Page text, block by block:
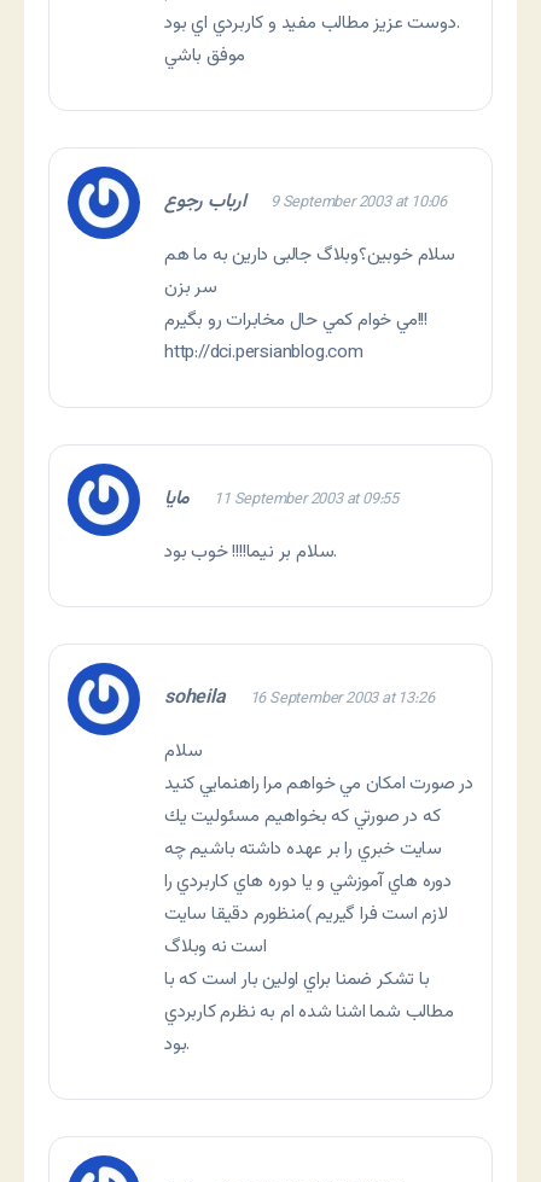
دوست عزيز مطالب مفيد و كاربردي اي بود.
موفق باشي
ارباب رجوع 9 September 2003 at 10:06
سلام خوبین؟وبلاگ جالبی دارين به ما هم
سر بزن
مي خوام كمي حال مخابرات رو بگيرم!!!
http://dci.persianblog.com
مايا 11 September 2003 at 09:55
سلام بر نيما!!!! خوب بود.
soheila 16 September 2003 at 13:26
سلام
در صورت امكان مي خواهم مرا راهنمايي كنيد
كه در صورتي كه بخواهيم مسئوليت يك
سايت خبري را بر عهده داشته باشيم چه
دوره هاي آموزشي و يا دوره هاي كاربردي را
لازم است فرا گيريم )‌منظورم دقيقا سايت
است نه وبلاگ
با تشكر ضمنا براي اولين بار است كه با
مطالب شما اشنا شده ام به نظرم كاربردي
بود.